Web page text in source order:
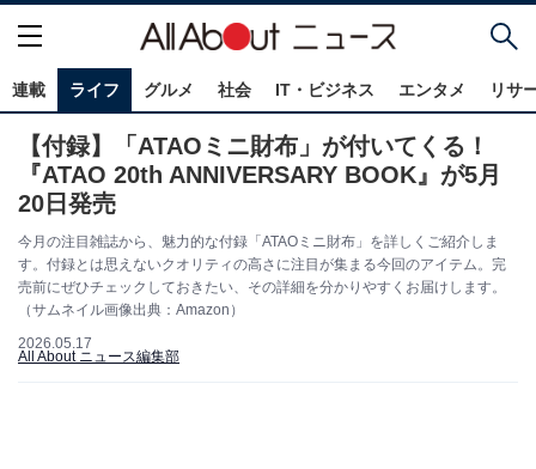
連載 ライフ グルメ 社会 IT・ビジネス エンタメ リサ
【付録】「ATAOミニ財布」が付いてくる！
『ATAO 20th ANNIVERSARY BOOK』が5月
20日発売
今月の注目雑誌から、魅力的な付録「ATAOミニ財布」を詳しくご紹介しま
す。付録とは思えないクオリティの高さに注目が集まる今回のアイテム。完
売前にぜひチェックしておきたい、その詳細を分かりやすくお届けします。
（サムネイル画像出典：Amazon）
2026.05.17
All About ニュース編集部